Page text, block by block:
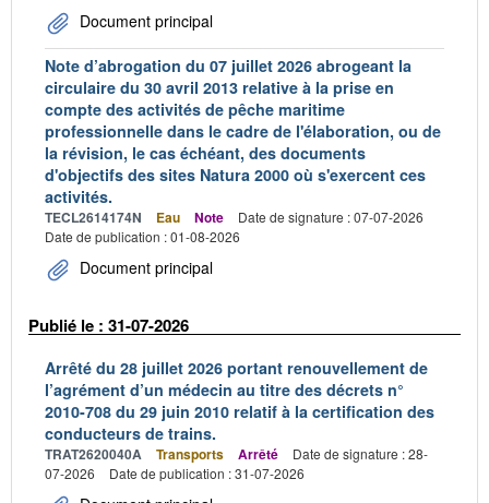
Document principal
Note d’abrogation du 07 juillet 2026 abrogeant la
circulaire du 30 avril 2013 relative à la prise en
compte des activités de pêche maritime
professionnelle dans le cadre de l'élaboration, ou de
la révision, le cas échéant, des documents
d'objectifs des sites Natura 2000 où s'exercent ces
activités.
TECL2614174N Eau Note
Date de signature : 07-07-2026
Date de publication : 01-08-2026
Document principal
Publié le : 31-07-2026
Arrêté du 28 juillet 2026 portant renouvellement de
l’agrément d’un médecin au titre des décrets n°
2010-708 du 29 juin 2010 relatif à la certification des
conducteurs de trains.
TRAT2620040A Transports Arrêté
Date de signature : 28-
07-2026
Date de publication : 31-07-2026